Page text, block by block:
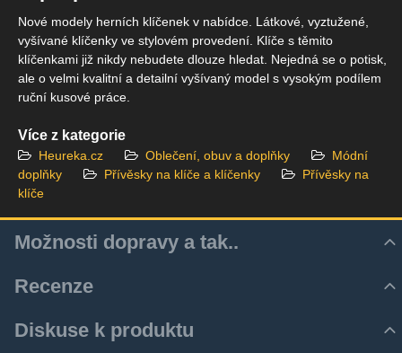
Nové modely herních klíčenek v nabídce. Látkové, vyztužené,
vyšívané klíčenky ve stylovém provedení. Klíče s těmito
klíčenkami již nikdy nebudete dlouze hledat. Nejedná se o potisk,
ale o velmi kvalitní a detailní vyšívaný model s vysokým podílem
ruční kusové práce.
Více z kategorie
Heureka.cz Oblečení, obuv a doplňky
Módní
doplňky
Přívěsky na klíče a klíčenky
Přívěsky na
klíče
Možnosti dopravy a tak..
Recenze
Zatím bez hodnocení. Buďte první!
Diskuse k produktu